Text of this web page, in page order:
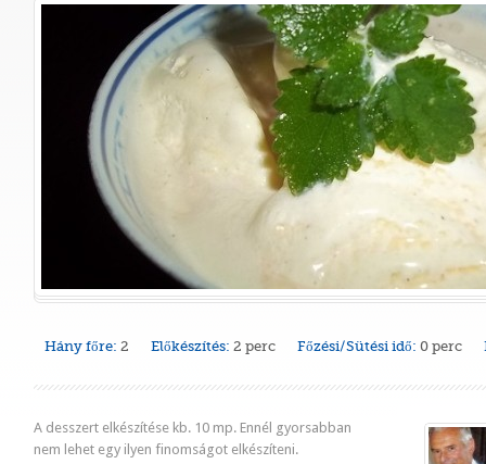
Hány főre: 2 Előkészítés: 2 perc Főzési/Sütési idő: 0 perc
A desszert elkészítése kb. 10 mp. Ennél gyorsabban
nem lehet egy ilyen finomságot elkészíteni.